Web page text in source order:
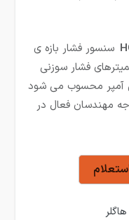
سنسور فشار بازه ی
فشار سوزنی
با خروجی 20-4 میلی آمپر محسوب می شود
مهندسان فعال در